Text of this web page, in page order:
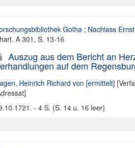
Gotha; Nachlass
A 301, S. 13-16
Auszug aus dem Bericht an
auf dem
Heinrich Richard von [ermittelt]
- 4 S. (S. 14 u. 16 leer)